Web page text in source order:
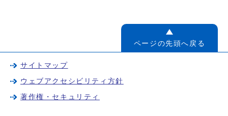
ページの先頭へ戻る
サイトマップ
ウェブアクセシビリティ方針
著作権・セキュリティ